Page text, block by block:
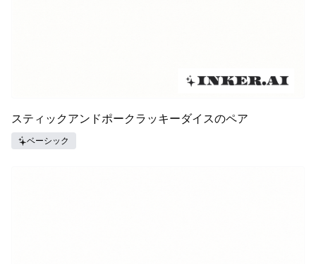
スティックアンドポークラッキーダイスのペア
ベーシック